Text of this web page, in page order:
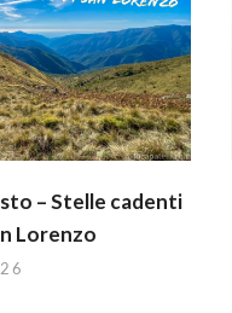
– Stelle cadenti
Lorenzo